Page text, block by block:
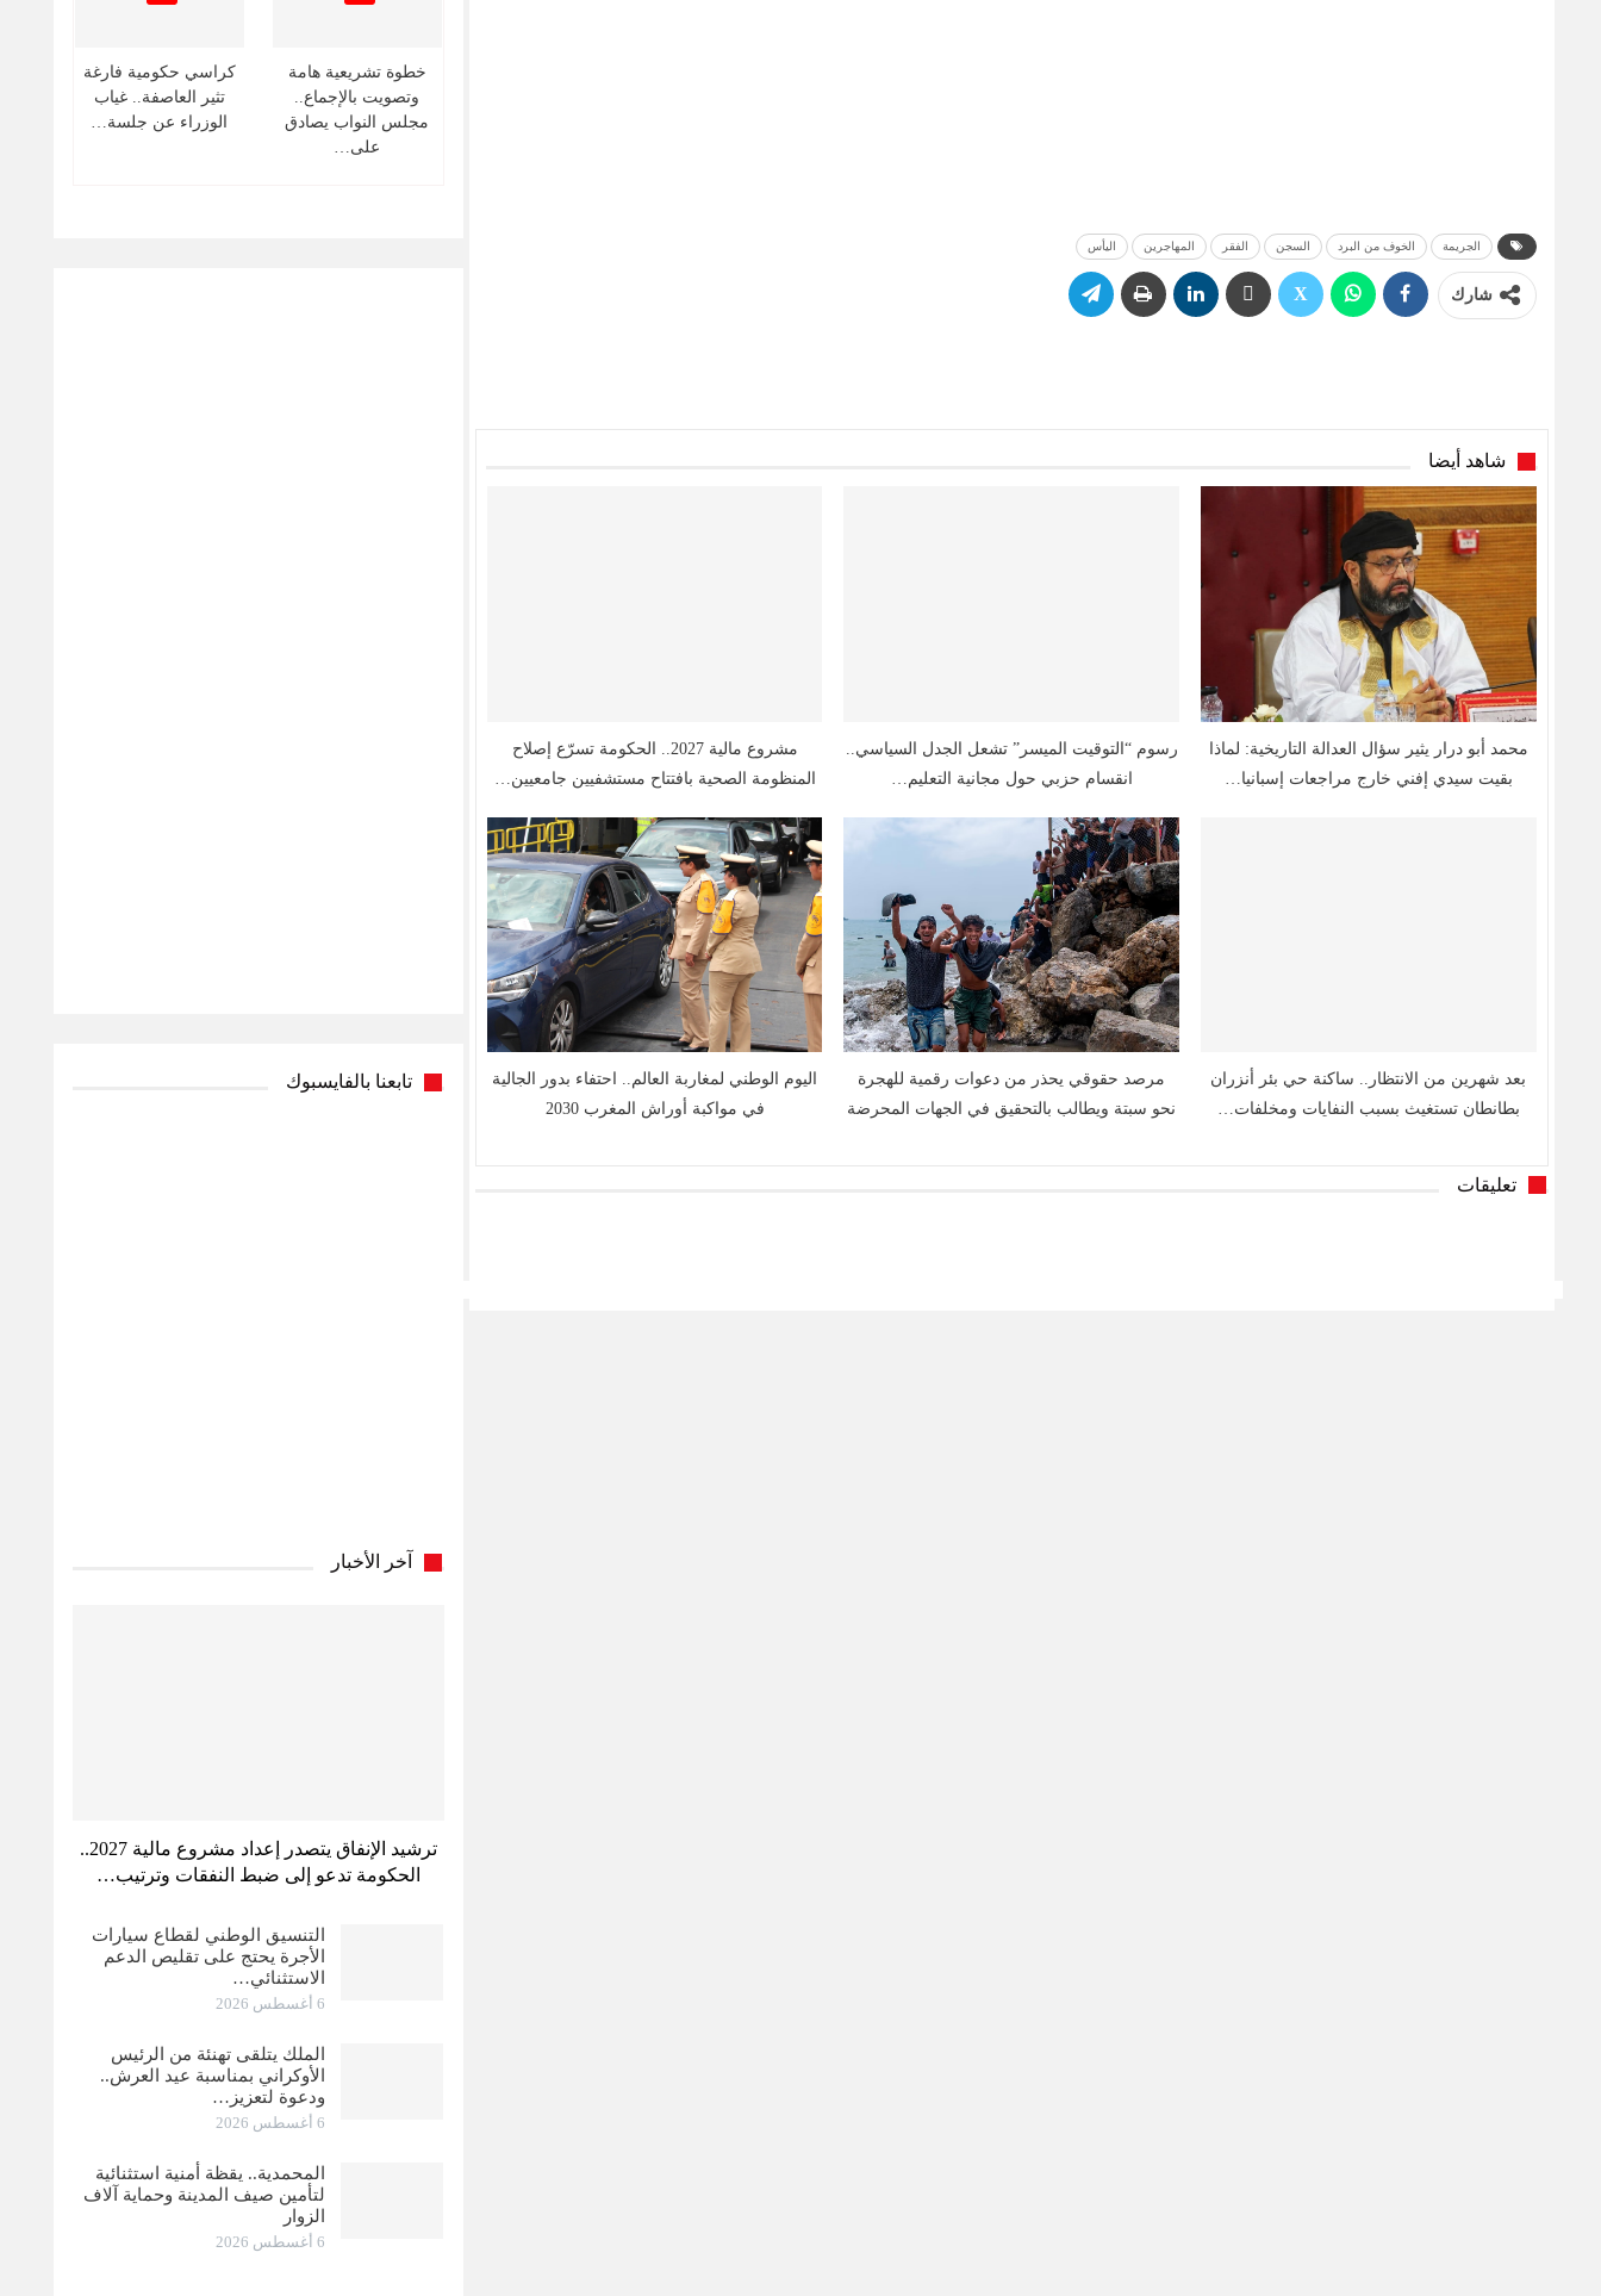
الجريمة الخوف من البرد السجن الفقر المهاجرين اليأس
شارك
شاهد أيضا
محمد أبو درار يثير سؤال العدالة التاريخية: لماذا
بقيت سيدي إفني خارج مراجعات إسبانيا…
رسوم “التوقيت الميسر” تشعل الجدل السياسي..
انقسام حزبي حول مجانية التعليم…
مشروع مالية 2027.. الحكومة تسرّع إصلاح
المنظومة الصحية بافتتاح مستشفيين جامعيين…
بعد شهرين من الانتظار.. ساكنة حي بئر أنزران
بطانطان تستغيث بسبب النفايات ومخلفات…
مرصد حقوقي يحذر من دعوات رقمية للهجرة
نحو سبتة ويطالب بالتحقيق في الجهات المحرضة
اليوم الوطني لمغاربة العالم.. احتفاء بدور الجالية
في مواكبة أوراش المغرب 2030
تعليقات
خطوة تشريعية هامة
وتصويت بالإجماع..
مجلس النواب يصادق
على…
كراسي حكومية فارغة
تثير العاصفة.. غياب
الوزراء عن جلسة…
تابعنا بالفايسبوك
آخر الأخبار
ترشيد الإنفاق يتصدر إعداد مشروع مالية 2027..
الحكومة تدعو إلى ضبط النفقات وترتيب…
التنسيق الوطني لقطاع سيارات
الأجرة يحتج على تقليص الدعم
الاستثنائي…
6 أغسطس 2026
الملك يتلقى تهنئة من الرئيس
الأوكراني بمناسبة عيد العرش..
ودعوة لتعزيز…
6 أغسطس 2026
المحمدية.. يقظة أمنية استثنائية
لتأمين صيف المدينة وحماية آلاف
الزوار
6 أغسطس 2026